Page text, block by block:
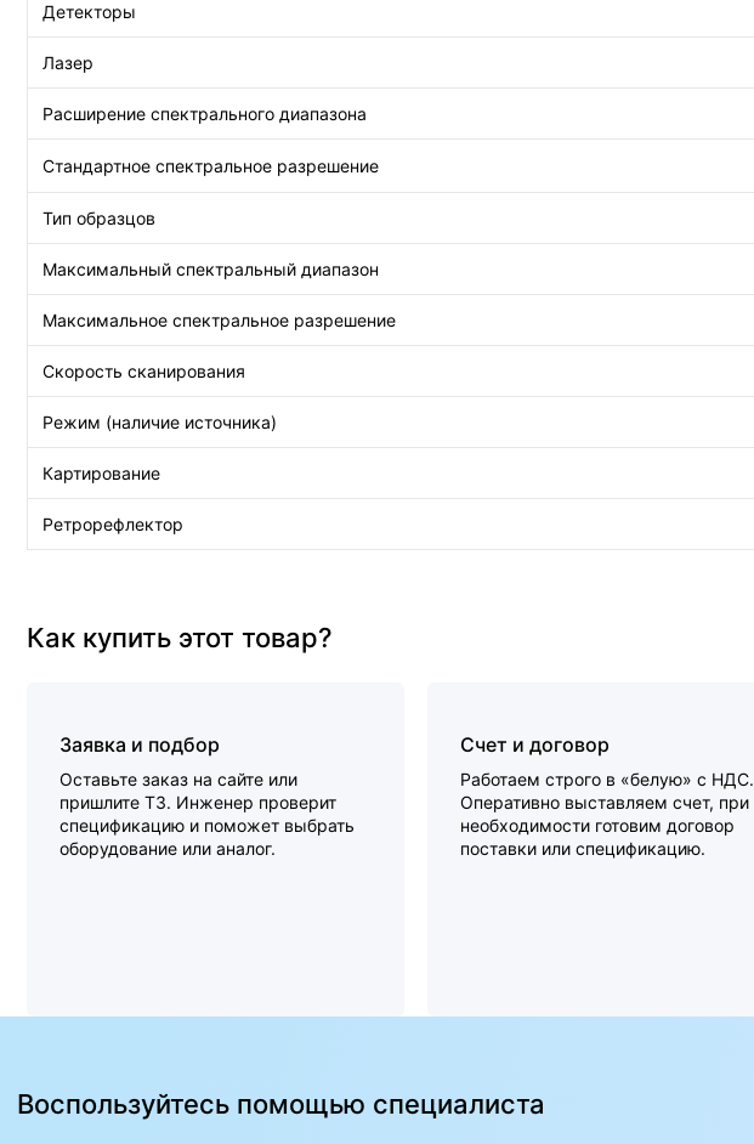
Детекторы
Лазер
Расширение спектрального диапазона
Стандартное спектральное разрешение
Тип образцов
Максимальный спектральный диапазон
Максимальное спектральное разрешение
Скорость сканирования
Режим (наличие источника)
Картирование
Ретрорефлектор
Как купить этот товар?
Заявка и подбор
Оставьте заказ на сайте или
пришлите ТЗ. Инженер проверит
спецификацию и поможет выбрать
оборудование или аналог.
Счет и договор
Работаем строго в «белую» с НДС.
Оперативно выставляем счет, при
необходимости готовим договор
поставки или спецификацию.
Воспользуйтесь помощью специалиста